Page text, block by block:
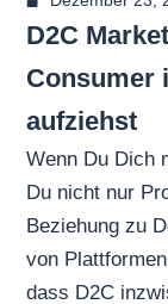
D2C
Consumer
aufziehst
Wenn Du Dich
Du nicht nur
Beziehung zu
von
dass D2C